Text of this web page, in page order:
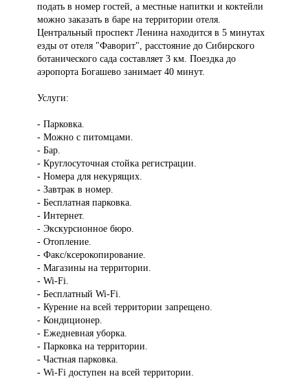
подать в номер гостей, а местные напитки и коктейли
можно заказать в баре на территории отеля.
Центральный проспект Ленина находится в 5 минутах
езды от отеля "Фаворит", расстояние до Сибирского
ботанического сада составляет 3 км. Поездка до
аэропорта Богашево занимает 40 минут.
Услуги:
- Парковка.
- Можно с питомцами.
- Бар.
- Круглосуточная стойка регистрации.
- Номера для некурящих.
- Завтрак в номер.
- Бесплатная парковка.
- Интернет.
- Экскурсионное бюро.
- Отопление.
- Факс/ксерокопирование.
- Магазины на территории.
- Wi-Fi.
- Бесплатный Wi-Fi.
- Курение на всей территории запрещено.
- Кондиционер.
- Ежедневная уборка.
- Парковка на территории.
- Частная парковка.
- Wi-Fi доступен на всей территории.